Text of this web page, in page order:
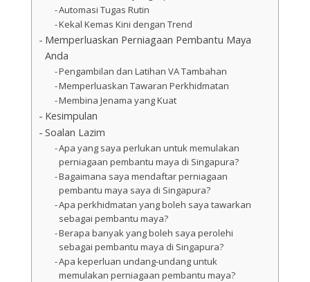
Automasi Tugas Rutin
Kekal Kemas Kini dengan Trend
Memperluaskan Perniagaan Pembantu Maya
Anda
Pengambilan dan Latihan VA Tambahan
Memperluaskan Tawaran Perkhidmatan
Membina Jenama yang Kuat
Kesimpulan
Soalan Lazim
Apa yang saya perlukan untuk memulakan
perniagaan pembantu maya di Singapura?
Bagaimana saya mendaftar perniagaan
pembantu maya saya di Singapura?
Apa perkhidmatan yang boleh saya tawarkan
sebagai pembantu maya?
Berapa banyak yang boleh saya perolehi
sebagai pembantu maya di Singapura?
Apa keperluan undang-undang untuk
memulakan perniagaan pembantu maya?